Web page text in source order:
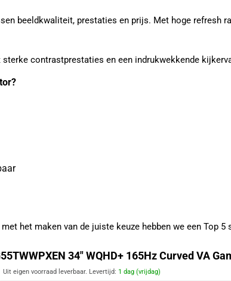
beeldkwaliteit, prestaties en prijs. Met hoge
contrastprestaties en een indrukwekkende
het maken van de juiste keuze hebben we een Top
34" WQHD+ 165Hz Curved VA
Uit eigen voorraad leverbaar. Levertijd: 1 dag (vrijdag)